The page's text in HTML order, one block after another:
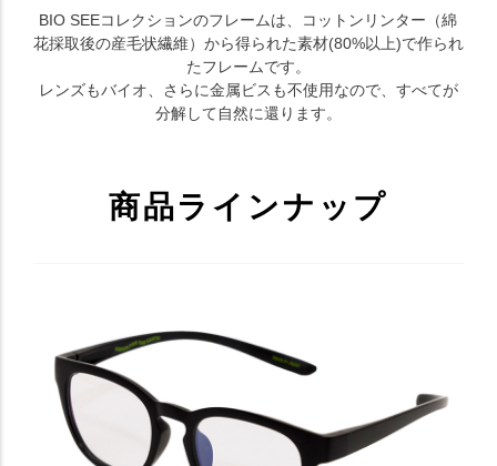
BIO SEEコレクションのフレームは、コットンリンター（綿
花採取後の産毛状繊維）から得られた素材(80%以上)で作られ
たフレームです。
レンズもバイオ、さらに金属ビスも不使用なので、すべてが
分解して自然に還ります。
商品ラインナップ